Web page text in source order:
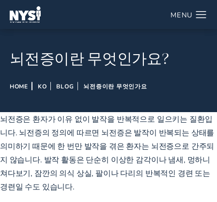
뇌전증이란 무엇인가요?
HOME KO BLOG 뇌전증이란 무엇인가요
뇌전증은 환자가 이유 없이 발작을 반복적으로 일으키는 질환입
니다. 뇌전증의 정의에 따르면 뇌전증은 발작이 반복되는 상태를
의미하기 때문에 한 번만 발작을 겪은 환자는 뇌전증으로 간주되
지 않습니다. 발작 활동은 단순히 이상한 감각이나 냄새, 멍하니
쳐다보기, 잠깐의 의식 상실, 팔이나 다리의 반복적인 경련 또는
경련일 수도 있습니다.